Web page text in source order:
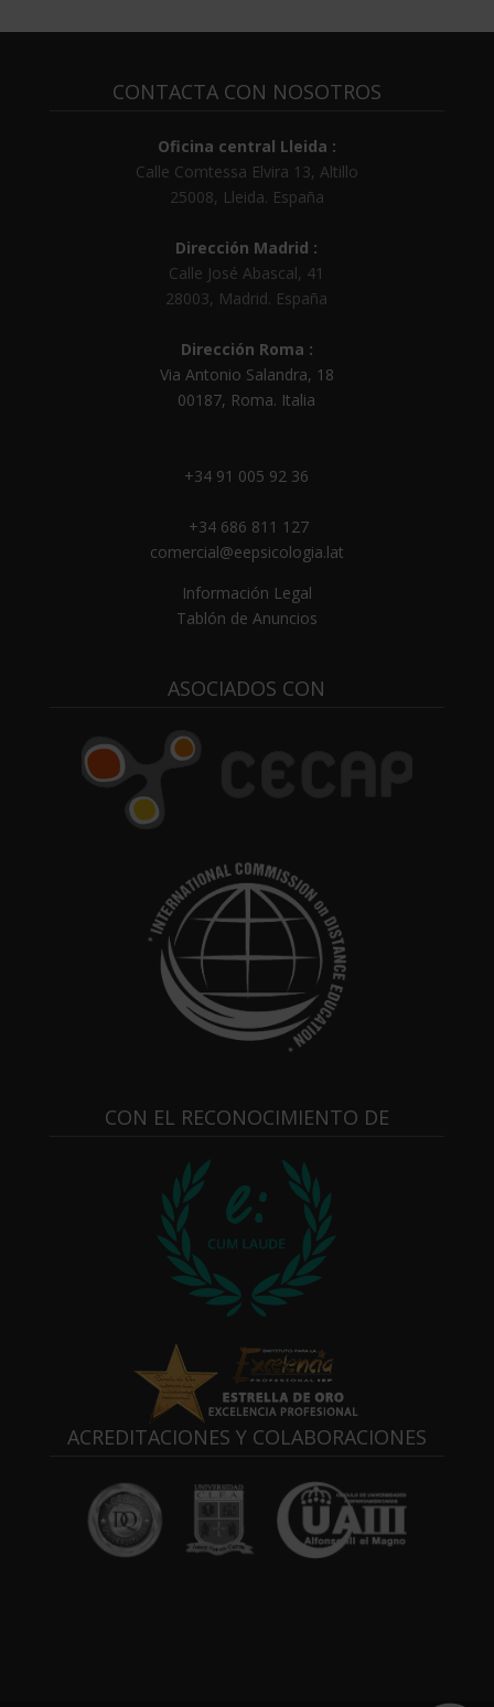
CONTACTA CON NOSOTROS
Oficina central Lleida :
Calle Comtessa Elvira 13, Altillo
25008, Lleida. España
Dirección Madrid :
Calle José Abascal, 41
28003, Madrid. España
Dirección Roma :
Via Antonio Salandra, 18
00187, Roma. Italia
+34 91 005 92 36
+34 686 811 127
comercial@eepsicologia.lat
Información Legal
Tablón de Anuncios
ASOCIADOS CON
CON EL RECONOCIMIENTO DE
ACREDITACIONES Y COLABORACIONES